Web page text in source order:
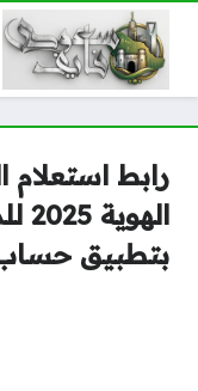
رابط استعلام
بتطبيق